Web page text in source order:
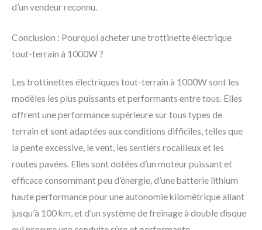
d’un vendeur reconnu.
Conclusion : Pourquoi acheter une trottinette électrique
tout-terrain à 1000W ?
Les trottinettes électriques tout-terrain à 1000W sont les
modèles les plus puissants et performants entre tous. Elles
offrent une performance supérieure sur tous types de
terrain et sont adaptées aux conditions difficiles, telles que
la pente excessive, le vent, les sentiers rocailleux et les
routes pavées. Elles sont dotées d’un moteur puissant et
efficace consommant peu d’énergie, d’une batterie lithium
haute performance pour une autonomie kilométrique allant
jusqu’à 100 km, et d’un système de freinage à double disque